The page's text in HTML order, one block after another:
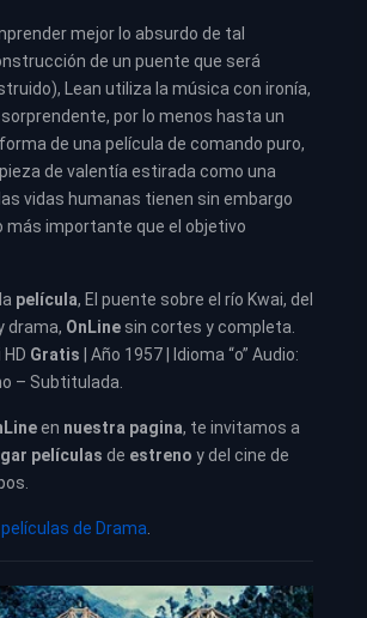
mejor lo absurdo de tal
de un puente que será
Lean utiliza la música con ironía,
por lo menos hasta un
de una película de comando puro,
de valentía estirada como una
vidas humanas tienen sin embargo
más importante que el objetivo
la película, El puente sobre el río Kwai, del
drama, OnLine sin cortes y completa.
HD Gratis | Año 1957 | Idioma “o” Audio:
– Subtitulada.
en nuestra pagina, te invitamos a
películas de estreno y del cine de
películas de Drama